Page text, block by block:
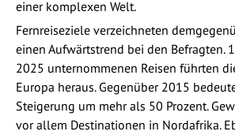
einer komplexen Welt.
Fernreiseziele verzeichneten
einen Aufwärtstrend bei den Befragten.
2025 unternommenen Reisen führten
Europa heraus. Gegenüber 2015
Steigerung um mehr als 50 Prozent.
vor allem Destinationen in Nordafrika.